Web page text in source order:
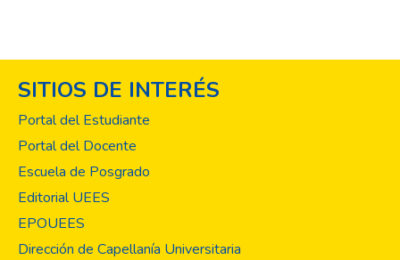
SITIOS DE INTERÉS
Portal del Estudiante
Portal del Docente
Escuela de Posgrado
Editorial UEES
EPOUEES
Dirección de Capellanía Universitaria